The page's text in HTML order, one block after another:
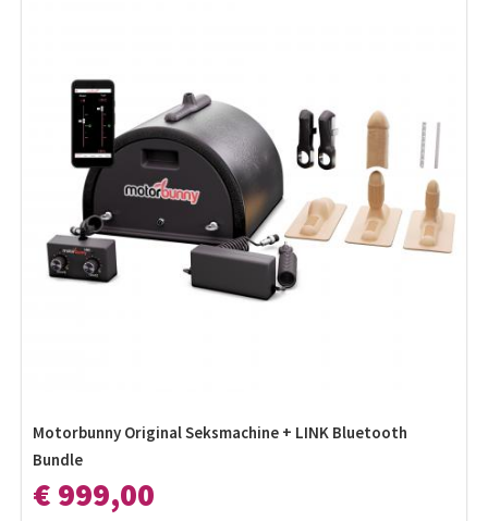
Motorbunny Original Seksmachine + LINK Bluetooth
Bundle
€ 999,00